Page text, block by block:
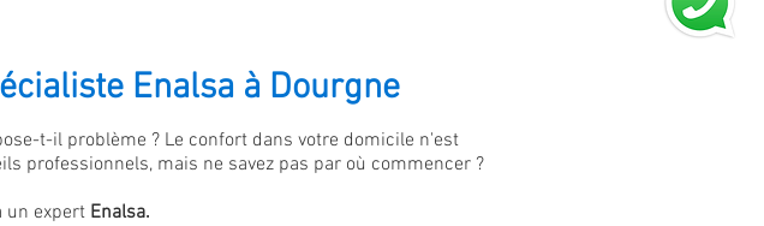
Enalsa à Dourgne
t-il problème ? Le confort dans votre domicile n'est
professionnels, mais ne savez pas par où commencer ?
un expert Enalsa.